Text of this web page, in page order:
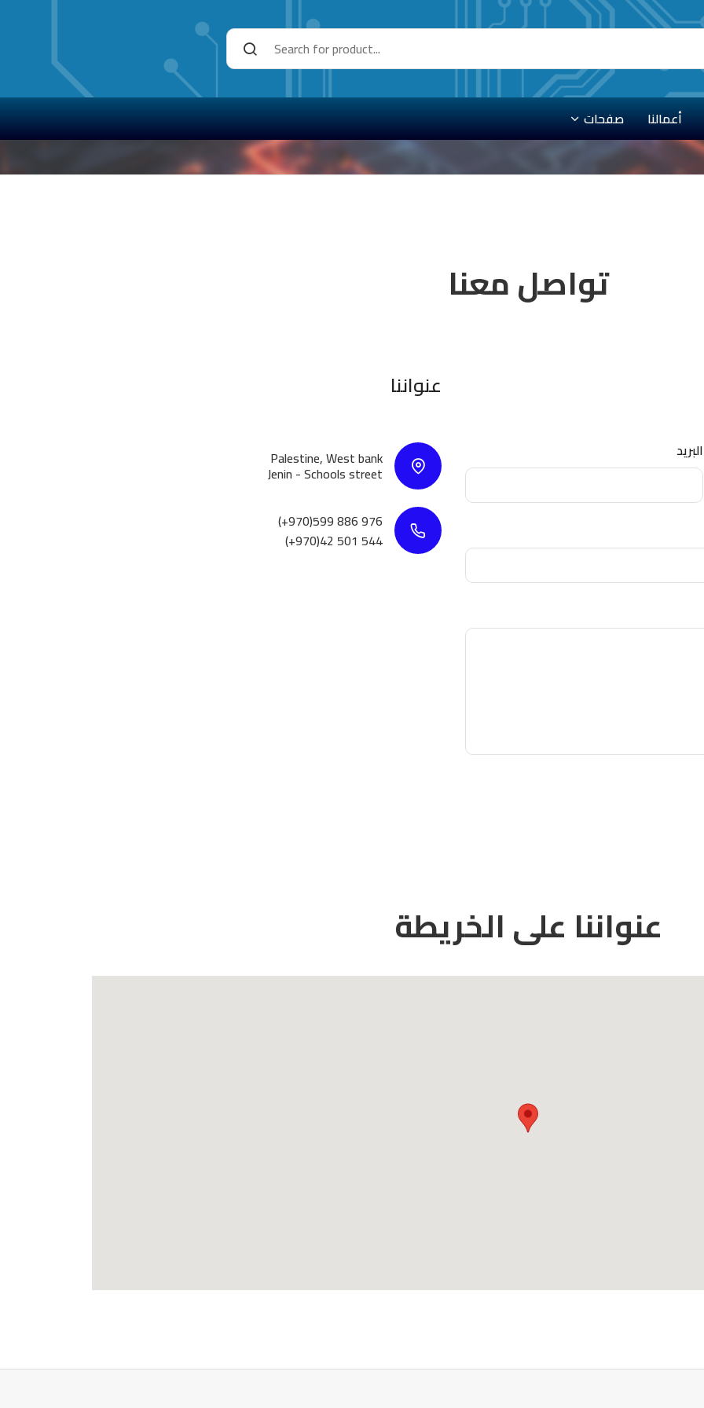
أعمالنا
صفحات
تواصل معنا
البريد
عنواننا
Palestine, West bank
Jenin - Schools street
(+970)599 886 976
(+970)42 501 544
عنواننا على الخريطة